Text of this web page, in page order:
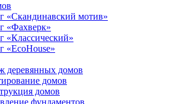
«Скандинавский мотив»
«Фахверк»
«Классический»
«EcoHouse»
деревянных домов
домов
домов
фундаментов